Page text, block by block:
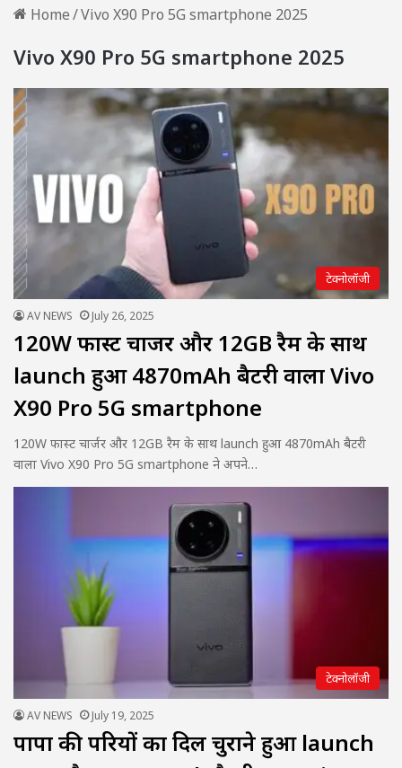
Home/Vivo X90 Pro 5G smartphone 2025
Vivo X90 Pro 5G smartphone 2025
टेक्नोलॉजी
AV NEWS July 26, 2025
120W फास्ट चार्जर और 12GB रैम के साथ
launch हुआ 4870mAh बैटरी वाला Vivo
X90 Pro 5G smartphone
120W फास्ट चार्जर और 12GB रैम के साथ launch हुआ 4870mAh बैटरी
वाला Vivo X90 Pro 5G smartphone ने अपने…
टेक्नोलॉजी
AV NEWS July 19, 2025
पापा की परियों का दिल चुराने हुआ launch